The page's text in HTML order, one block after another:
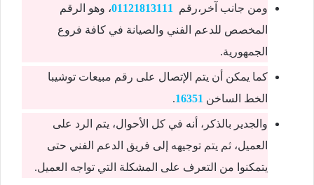
ومن جانب آخر،رقم 01121813111، وهو الرقم
المخصص للدعم الفني والصيانة في كافة فروع
الجمهورية.
كما يمكن أن يتم الإتصال على رقم مبيعات توشيبا
الخط الساخن 16351
.
والجدير بالذكر، أنه في كل الأحوال، يتم الرد على
العميل، ثم يتم توجيهه إلى فريق الدعم الفني حتى
يتمكنوا من التعرف على المشكلة التي تواجه العميل.